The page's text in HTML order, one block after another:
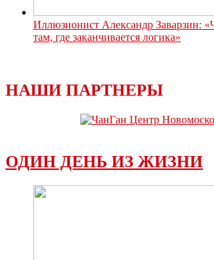
Иллюзионист Александр Заварзин:
там, где заканчивается логика»
НАШИ ПАРТНЕРЫ
ОДИН ДЕНЬ ИЗ ЖИЗНИ